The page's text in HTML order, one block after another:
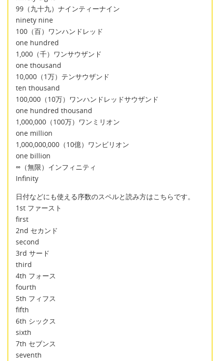
99（九十九）ナインティーナイン
ninety nine
100（百）ワンハンドレッド
one hundred
1,000（千）ワンサウザンド
one thousand
10,000（1万）テンサウザンド
ten thousand
100,000（10万）ワンハンドレッドサウザンド
one hundred thousand
1,000,000（100万）ワンミリオン
one million
1,000,000,000（10億）ワンビリオン
one billion
∞（無限）インフィニティ
Infinity
日付などにも使える序数のスペルと読み方はこちらです。
1st ファースト
first
2nd セカンド
second
3rd サード
third
4th フォース
fourth
5th フィフス
fifth
6th シックス
sixth
7th セブンス
seventh